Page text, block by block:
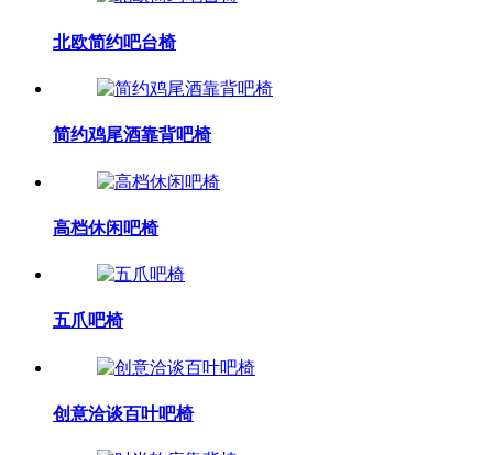
北欧简约吧台椅
简约鸡尾酒靠背吧椅
高档休闲吧椅
五爪吧椅
创意洽谈百叶吧椅